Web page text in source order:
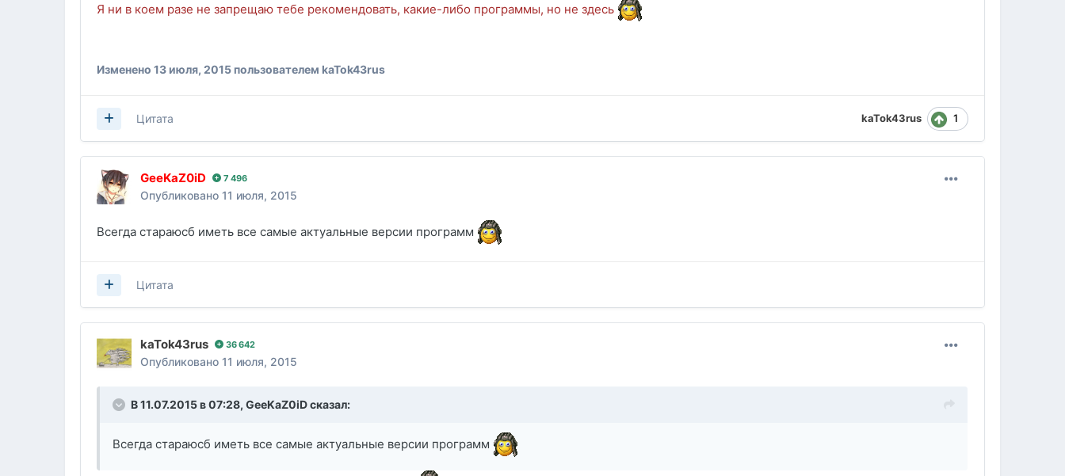
Я ни в коем разе не запрещаю тебе рекомендовать, какие-либо программы, но не здесь
Изменено13 июля, 2015 пользователем kaTok43rus
kaTok43rus 1
Цитата
GeeKaZ0iD 7 496
Опубликовано11 июля, 2015
Всегда стараюсб иметь все самые актуальные версии программ
Цитата
kaTok43rus 36 642
Опубликовано11 июля, 2015
В 11.07.2015 в 07:28,GeeKaZ0iDсказал:
Всегда стараюсб иметь все самые актуальные версии программ